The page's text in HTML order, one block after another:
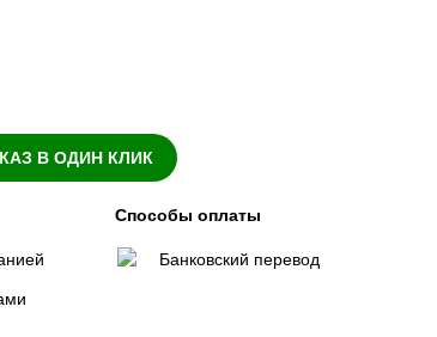
В ОДИН КЛИК
Способы оплаты
Банковский перевод